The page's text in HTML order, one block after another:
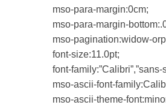
mso-para-margin:0cm;
mso-para-margin-
mso-pagination:widow-
font-size:11.0pt;
font-family:”Calibri”,”sans-
mso-ascii-font-
mso-ascii-theme-